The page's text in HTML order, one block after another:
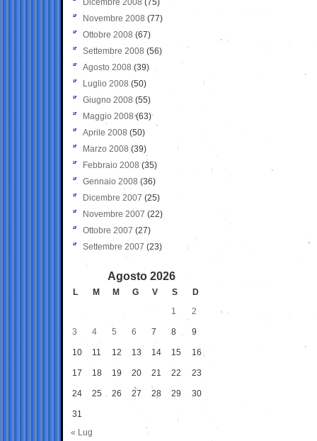
Dicembre 2008 (75)
Novembre 2008 (77)
Ottobre 2008 (67)
Settembre 2008 (56)
Agosto 2008 (39)
Luglio 2008 (50)
Giugno 2008 (55)
Maggio 2008(63)
Aprile 2008 (50)
Marzo 2008 (39)
Febbraio 2008 (35)
Gennaio 2008 (36)
Dicembre 2007 (25)
Novembre 2007 (22)
Ottobre 2007 (27)
Settembre 2007 (23)
Agosto 2026
L M M G V S
D
1
2
3 4 5 6 7 8 9
10 11 12 13 14 15 16
17 18 19 20 21 22 23
24 25 26 27 28 29 30
31
« Lug